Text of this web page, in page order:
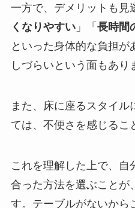
一方で、デメリットも見
くなりやすい」「 長時間
といった身体的な負担
しづらいという面もあり
また、床に座るスタイル
ては、不便さを感じるこ
これを理解した上で、自
合った方法を選ぶことが
す。テーブルがないから